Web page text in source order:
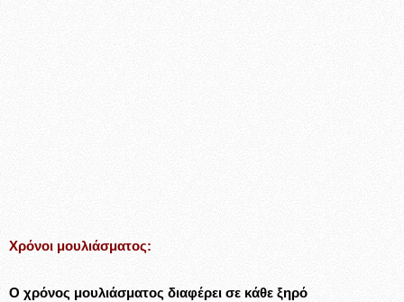
Χρόνοι μουλιάσματος:
Ο χρόνος μουλιάσματος διαφέρει σε κάθε ξηρό